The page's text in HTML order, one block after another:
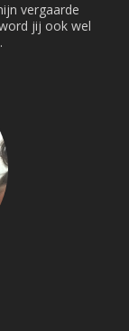
vergaarde
jij ook wel